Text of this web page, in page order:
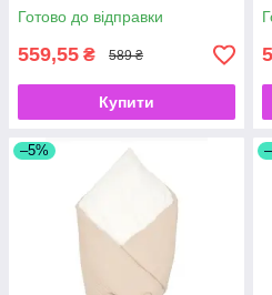
Готово до відправки
559,55 ₴ 589 ₴
Купити
–5%